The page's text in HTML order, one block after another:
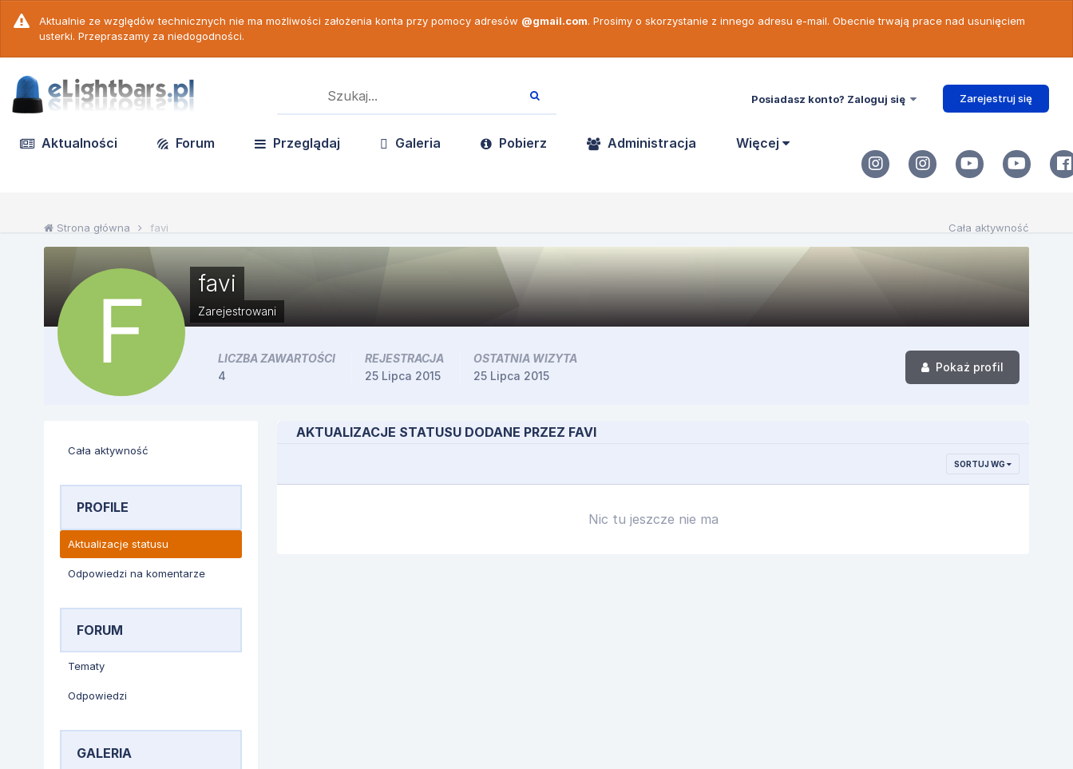
Aktualnie ze względów technicznych nie ma możliwości założenia konta przy pomocy adresów @gmail.com. Prosimy o skorzystanie z innego adresu e-mail. Obecnie trwają prace nad usunięciem
usterki. Przepraszamy za niedogodności.
Posiadasz konto? Zaloguj się Zarejestruj się
Aktualności Forum Przeglądaj Galeria Pobierz Administracja Więcej
Cała aktywność
Strona główna favi
favi
Zarejestrowani
Pokaż profil
LICZBA ZAWARTOŚCI
4
REJESTRACJA
25 Lipca 2015
OSTATNIA WIZYTA
25 Lipca 2015
Cała aktywność
PROFILE
Aktualizacje statusu
Odpowiedzi na komentarze
FORUM
Tematy
Odpowiedzi
GALERIA
AKTUALIZACJE STATUSU DODANE PRZEZ FAVI
SORTUJ WG
Nic tu jeszcze nie ma